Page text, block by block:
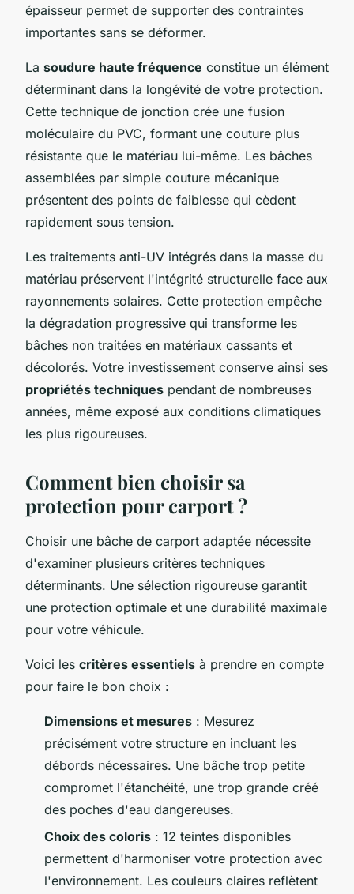
épaisseur permet de supporter des contraintes
importantes sans se déformer.
La soudure haute fréquence constitue un élément
déterminant dans la longévité de votre protection.
Cette technique de jonction crée une fusion
moléculaire du PVC, formant une couture plus
résistante que le matériau lui-même. Les bâches
assemblées par simple couture mécanique
présentent des points de faiblesse qui cèdent
rapidement sous tension.
Les traitements anti-UV intégrés dans la masse du
matériau préservent l'intégrité structurelle face aux
rayonnements solaires. Cette protection empêche
la dégradation progressive qui transforme les
bâches non traitées en matériaux cassants et
décolorés. Votre investissement conserve ainsi ses
propriétés techniques pendant de nombreuses
années, même exposé aux conditions climatiques
les plus rigoureuses.
Comment bien choisir sa
protection pour carport ?
Choisir une bâche de carport adaptée nécessite
d'examiner plusieurs critères techniques
déterminants. Une sélection rigoureuse garantit
une protection optimale et une durabilité maximale
pour votre véhicule.
Voici les critères essentiels à prendre en compte
pour faire le bon choix :
Dimensions et mesures : Mesurez
précisément votre structure en incluant les
débords nécessaires. Une bâche trop petite
compromet l'étanchéité, une trop grande créé
des poches d'eau dangereuses.
Choix des coloris : 12 teintes disponibles
permettent d'harmoniser votre protection avec
l'environnement. Les couleurs claires reflètent